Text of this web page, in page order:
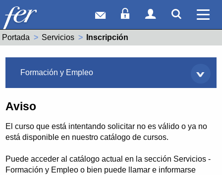
Correo webAcceso Socios
Acceso
Portada Servicios Actual:
Inscripción
Formación y Empleo
Aviso
El curso que está intentando solicitar no es válido o ya no
está disponible en nuestro catálogo de cursos.
Puede acceder al catálogo actual en la sección Servicios -
Formación y Empleo o bien puede llamar e informarse